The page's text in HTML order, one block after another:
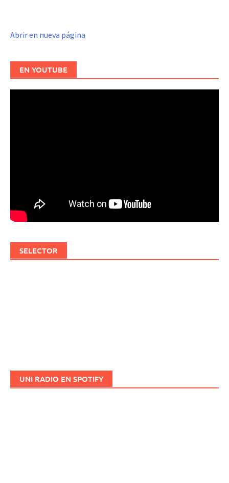
Abrir en nueva página
EN YOUTUBE
SELECTOR
UNI RADIO EN SPOTIFY